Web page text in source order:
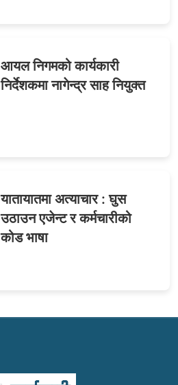
आयल निगमको कार्यकारी
निर्देशकमा नागेन्द्र साह नियुक्त
यातायातमा अत्याचार : घुस
उठाउन एजेन्ट र कर्मचारीको
कोड भाषा